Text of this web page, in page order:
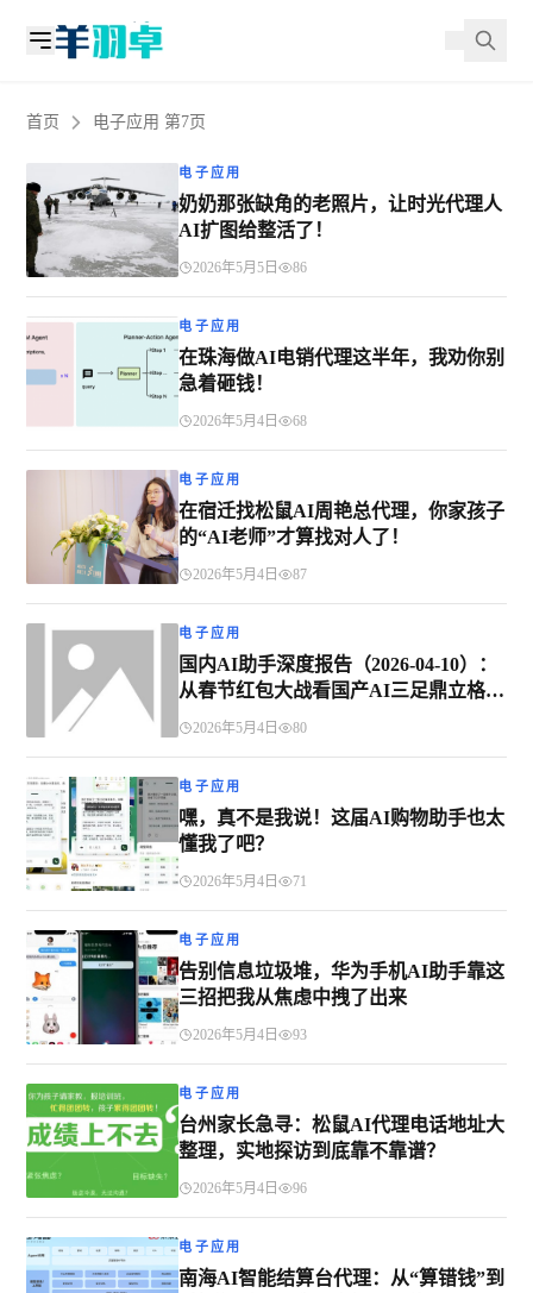
首页 电子应用 第7页
电子应用
奶奶那张缺角的老照片，让时光代理人
AI扩图给整活了！
2026年5月5日 86
电子应用
在珠海做AI电销代理这半年，我劝你别
急着砸钱！
2026年5月4日 68
电子应用
在宿迁找松鼠AI周艳总代理，你家孩子
的“AI老师”才算找对人了！
2026年5月4日 87
电子应用
国内AI助手深度报告（2026-04-10）：
从春节红包大战看国产AI三足鼎立格局
如何形成
2026年5月4日 80
电子应用
嘿，真不是我说！这届AI购物助手也太
懂我了吧？
2026年5月4日 71
电子应用
告别信息垃圾堆，华为手机AI助手靠这
三招把我从焦虑中拽了出来
2026年5月4日 93
电子应用
台州家长急寻：松鼠AI代理电话地址大
整理，实地探访到底靠不靠谱？
2026年5月4日 96
电子应用
南海AI智能结算台代理：从“算错钱”到